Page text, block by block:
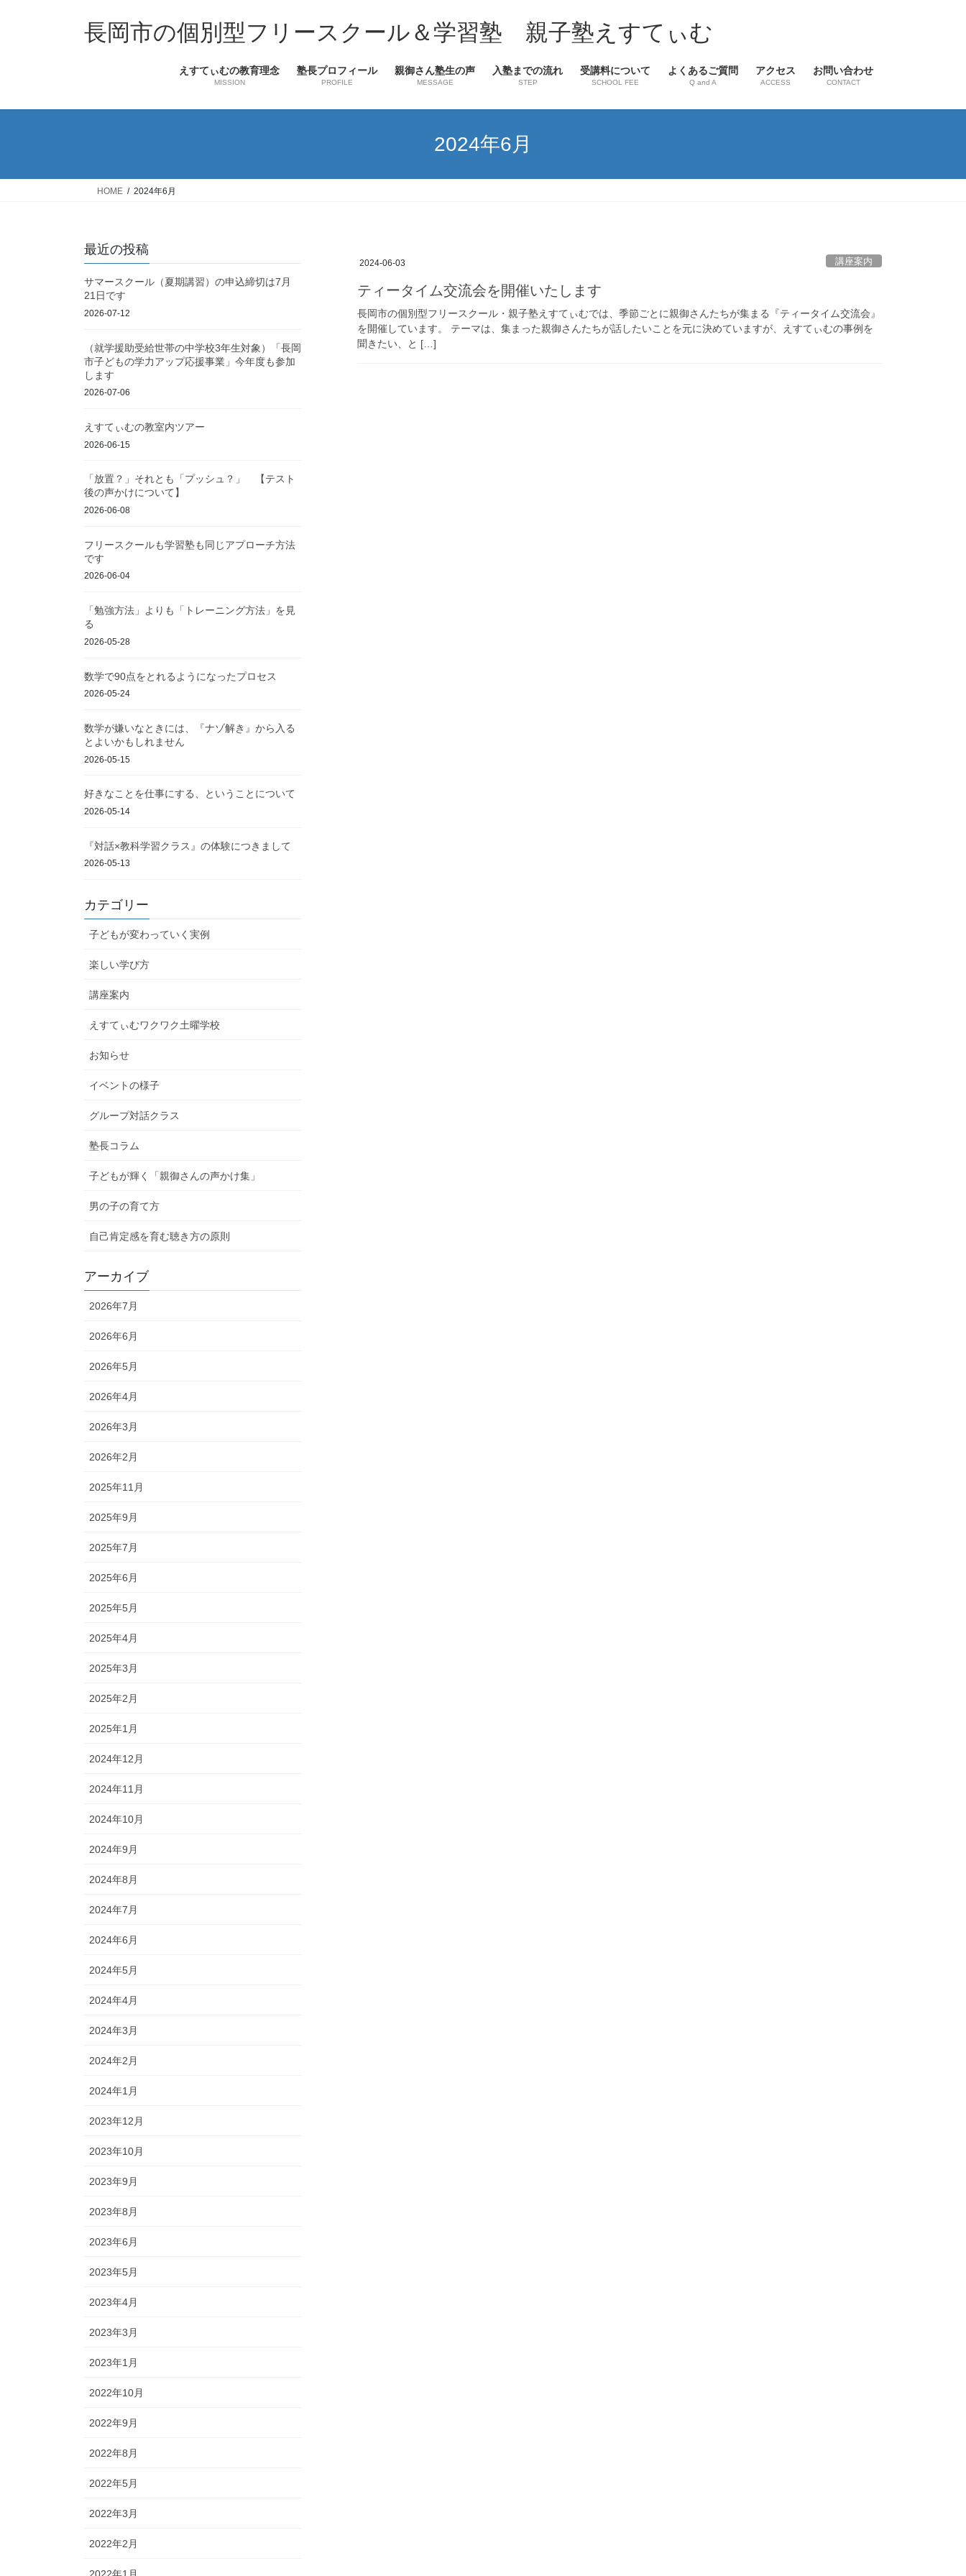
ス
ン
長岡市の個別型フリースクール＆学習塾 親子塾えすてぃむ
えすてぃむの教育理念
MISSION
塾長プロフィール
PROFILE
親御さん塾生の声
MESSAGE
入塾までの流れ
STEP
受講料について
SCHOOL FEE
よくあるご質問
Q and A
アクセス
ACCESS
お問い合わせ
CONTACT
2024年6月
HOME 2024年6月
2024-06-03 講座案内
ティータイム交流会を開催いたします
長岡市の個別型フリースクール・親子塾えすてぃむでは、季節ごとに親御さんたちが集まる『ティータイム交流会』
を開催しています。 テーマは、集まった親御さんたちが話したいことを元に決めていますが、えすてぃむの事例を
聞きたい、と […]
最近の投稿
サマースクール（夏期講習）の申込締切は7月
21日です
2026-07-12
（就学援助受給世帯の中学校3年生対象）「長岡
市子どもの学力アップ応援事業」今年度も参加
します
2026-07-06
えすてぃむの教室内ツアー
2026-06-15
「放置？」それとも「プッシュ？」 【テスト
後の声かけについて】
2026-06-08
フリースクールも学習塾も同じアプローチ方法
です
2026-06-04
「勉強方法」よりも「トレーニング方法」を見
る
2026-05-28
数学で90点をとれるようになったプロセス
2026-05-24
数学が嫌いなときには、『ナゾ解き』から入る
とよいかもしれません
2026-05-15
好きなことを仕事にする、ということについて
2026-05-14
『対話×教科学習クラス』の体験につきまして
2026-05-13
カテゴリー
子どもが変わっていく実例
楽しい学び方
講座案内
えすてぃむワクワク土曜学校
お知らせ
イベントの様子
グループ対話クラス
塾長コラム
子どもが輝く「親御さんの声かけ集」
男の子の育て方
自己肯定感を育む聴き方の原則
アーカイブ
2026年7月
2026年6月
2026年5月
2026年4月
2026年3月
2026年2月
2025年11月
2025年9月
2025年7月
2025年6月
2025年5月
2025年4月
2025年3月
2025年2月
2025年1月
2024年12月
2024年11月
2024年10月
2024年9月
2024年8月
2024年7月
2024年6月
2024年5月
2024年4月
2024年3月
2024年2月
2024年1月
2023年12月
2023年10月
2023年9月
2023年8月
2023年6月
2023年5月
2023年4月
2023年3月
2023年1月
2022年10月
2022年9月
2022年8月
2022年5月
2022年3月
2022年2月